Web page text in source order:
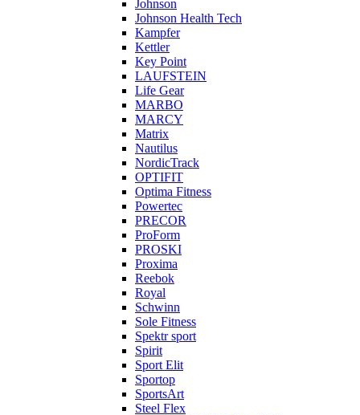
Johnson
Johnson Health Tech
Kampfer
Kettler
Key Point
LAUFSTEIN
Life Gear
MARBO
MARCY
Matrix
Nautilus
NordicTrack
OPTIFIT
Optima Fitness
Powertec
PRECOR
ProForm
PROSKI
Proxima
Reebok
Royal
Schwinn
Sole Fitness
Spektr sport
Spirit
Sport Elit
Sportop
SportsArt
Steel Flex